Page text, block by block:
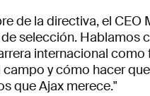
de la directiva, el
selección. Hablamos
internacional
campo y cómo hacer
que Ajax merece."